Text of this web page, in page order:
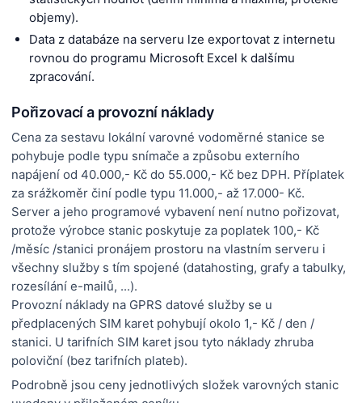
objemy).
Data z databáze na serveru lze exportovat z internetu
rovnou do programu Microsoft Excel k dalšímu
zpracování.
Pořizovací a provozní náklady
Cena za sestavu lokální varovné vodoměrné stanice se
pohybuje podle typu snímače a způsobu externího
napájení od 40.000,- Kč do 55.000,- Kč bez DPH. Příplatek
za srážkoměr činí podle typu 11.000,- až 17.000- Kč.
Server a jeho programové vybavení není nutno pořizovat,
protože výrobce stanic poskytuje za poplatek 100,- Kč
/měsíc /stanici pronájem prostoru na vlastním serveru i
všechny služby s tím spojené (datahosting, grafy a tabulky,
rozesílání e-mailů, ...).
Provozní náklady na GPRS datové služby se u
předplacených SIM karet pohybují okolo 1,- Kč / den /
stanici. U tarifních SIM karet jsou tyto náklady zhruba
poloviční (bez tarifních plateb).
Podrobně jsou ceny jednotlivých složek varovných stanic